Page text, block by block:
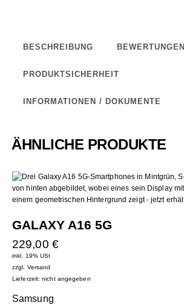
BESCHREIBUNG BEWERTUNGEN
PRODUKTSICHERHEIT
INFORMATIONEN / DOKUMENTE
ÄHNLICHE PRODUKTE
GALAXY A16 5G
229,00 €
inkl. 19% USt
zzgl. Versand
Lieferzeit: nicht angegeben
Samsung